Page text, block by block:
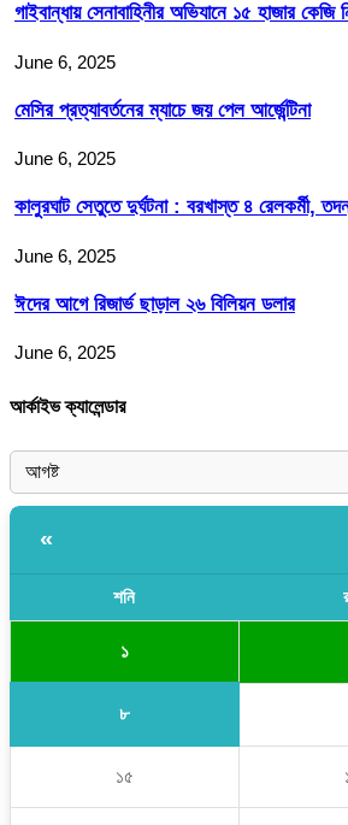
গাইবান্ধায় সেনাবাহিনীর অভিযানে ১৫ হাজার কেজি
June 6, 2025
মেসির প্রত্যাবর্তনের ম্যাচে জয় পেল আর্জেন্টিনা
June 6, 2025
কালুরঘাট সেতুতে দুর্ঘটনা : বরখাস্ত ৪ রেলকর্মী,
June 6, 2025
ঈদের আগে রিজার্ভ ছাড়াল ২৬ বিলিয়ন ডলার
June 6, 2025
আর্কাইভ ক্যালেন্ডার
«
শনি
১
৮
১৫